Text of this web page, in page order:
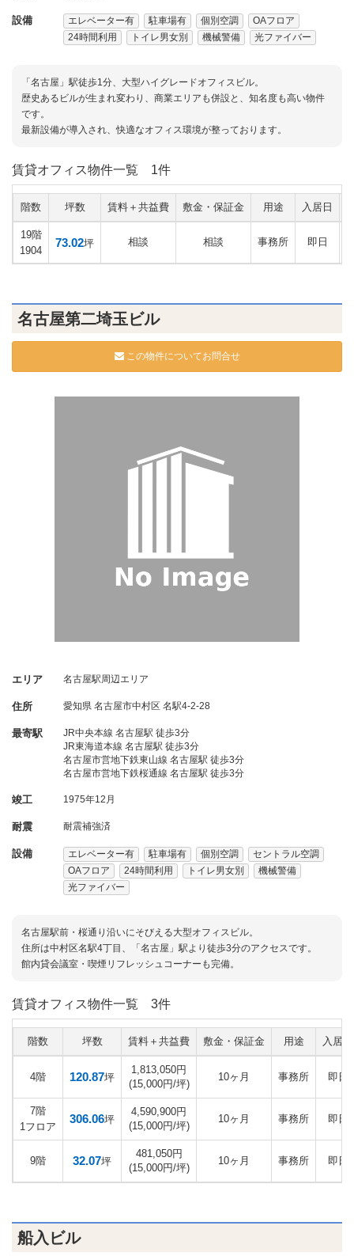
設備 エレベーター有 駐車場有 個別空調
OAフロア
24時間利用
トイレ男女別 機械警備 光ファイバー
「名古屋」駅徒歩1分、大型ハイグレードオフィスビル。
歴史あるビルが生まれ変わり、商業エリアも併設と、知名度も高い物件
です。
最新設備が導入され、快適なオフィス環境が整っております。
賃貸オフィス物件一覧 1件
階数 坪数 賃料＋共益費 敷金・保証金 用途 入居日
19階
1904
73.02坪 相談 相談 事務所 即日
名古屋第二埼玉ビル
この物件についてお問合せ
エリア 名古屋駅周辺エリア
住所 愛知県 名古屋市中村区 名駅4-2-28
最寄駅
JR中央本線 名古屋駅 徒歩3分
JR東海道本線 名古屋駅 徒歩3分
名古屋市営地下鉄東山線 名古屋駅 徒歩3分
名古屋市営地下鉄桜通線 名古屋駅 徒歩3分
竣工 1975年12月
耐震 耐震補強済
設備 エレベーター有 駐車場有 個別空調
セントラル空調
OAフロア
24時間利用 トイレ男女別
機械警備
光ファイバー
名古屋駅前・桜通り沿いにそびえる大型オフィスビル。
住所は中村区名駅4丁目、「名古屋」駅より徒歩3分のアクセスです。
館内貸会議室・喫煙リフレッシュコーナーも完備。
賃貸オフィス物件一覧 3件
階数 坪数 賃料＋共益費 敷金・保証金 用途 入居日
4階 120.87坪
1,813,050円
(15,000円/坪)
10ヶ月 事務所 即日
7階
1フロア
306.06坪
4,590,900円
(15,000円/坪)
10ヶ月 事務所 即日
9階 32.07坪
481,050円
(15,000円/坪)
10ヶ月 事務所 即日
船入ビル